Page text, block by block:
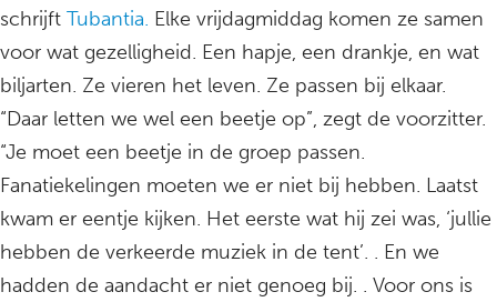
schrijft Tubantia. Elke vrijdagmiddag komen ze samen
voor wat gezelligheid. Een hapje, een drankje, en wat
biljarten. Ze vieren het leven. Ze passen bij elkaar.
“Daar letten we wel een beetje op”, zegt de voorzitter.
“Je moet een beetje in de groep passen.
Fanatiekelingen moeten we er niet bij hebben. Laatst
kwam er eentje kijken. Het eerste wat hij zei was, ‘jullie
hebben de verkeerde muziek in de tent’. . En we
hadden de aandacht er niet genoeg bij. . Voor ons is